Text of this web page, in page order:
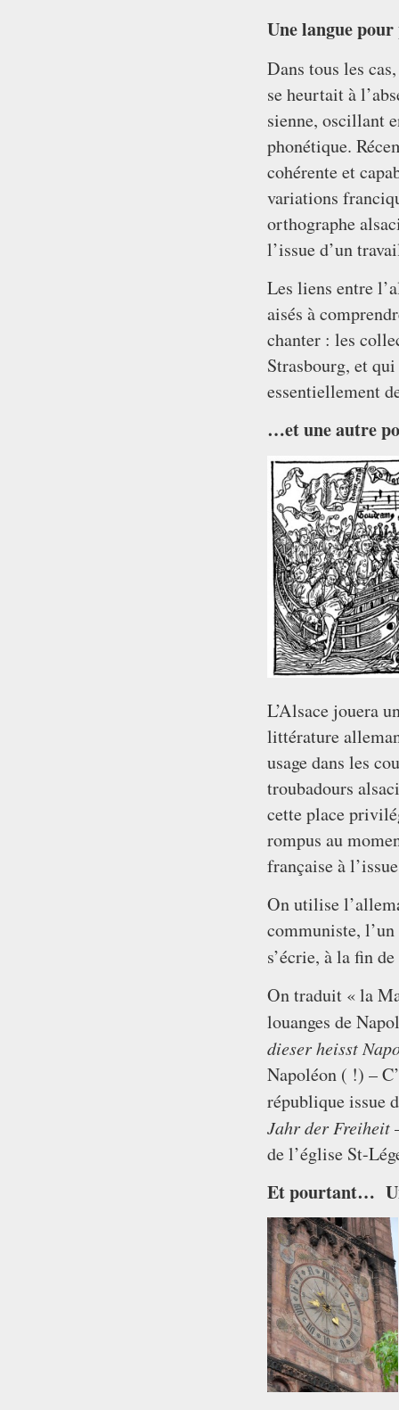
Une langue
Dans tous les
se heurtait à
sienne, oscillant
phonétique.
cohérente et
variations
orthographe
l’issue d’un
Les liens entre
aisés à
chanter : les
Strasbourg, et
essentiellement
…et une autre
L’Alsace jouera
littérature
usage dans les
troubadours
cette place
rompus au
française à
On utilise
communiste,
s’écrie, à la fin
On traduit « la
louanges de
dieser heisst
Napoléon ( !) –
république issue
Jahr der Freiheit
de l’église St-
Et pourtant…